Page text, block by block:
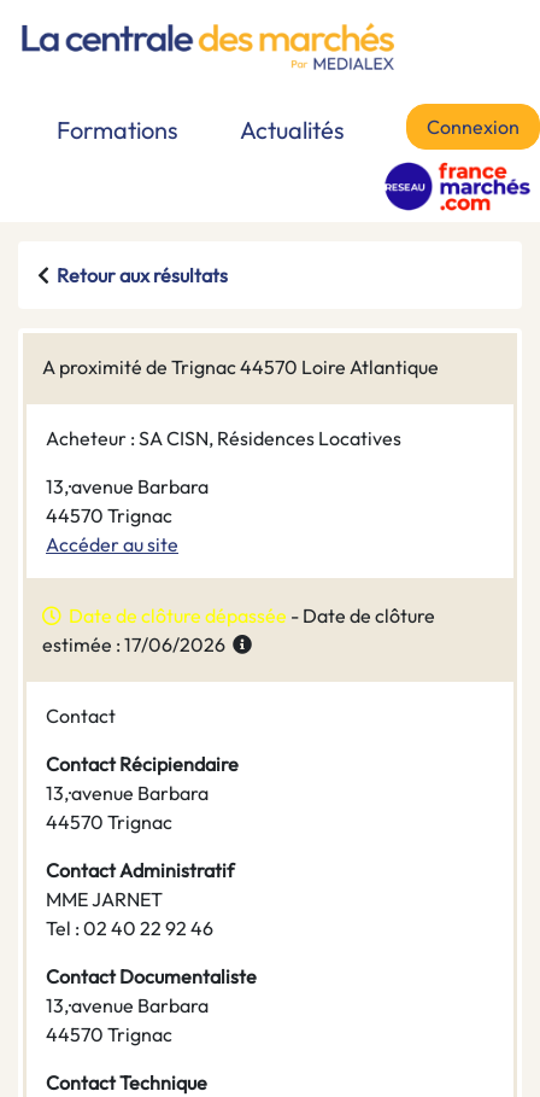
Formations Actualités Connexion
Retour aux résultats
A proximité de Trignac 44570 Loire Atlantique
Acheteur : SA CISN, Résidences Locatives
13,·avenue Barbara
44570 Trignac
Accéder au site
Date de clôture dépassée - Date de clôture
estimée : 17/06/2026
Contact
Contact Récipiendaire
13,·avenue Barbara
44570 Trignac
Contact Administratif
MME JARNET
Tel : 02 40 22 92 46
Contact Documentaliste
13,·avenue Barbara
44570 Trignac
Contact Technique